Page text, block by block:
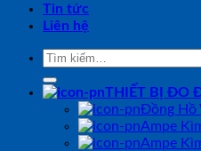
Tin tức
Liên hệ
Tìm
THIẾT BỊ ĐO
Đồng Hồ
Ampe
Ampe